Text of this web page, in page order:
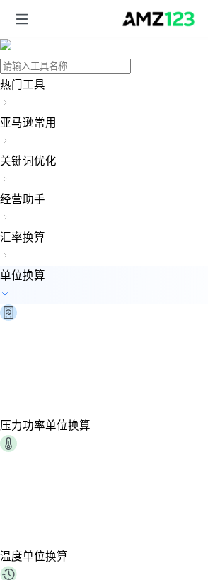
热门工具
亚马逊常用
关键词优化
经营助手
汇率换算
单位换算
压力功率单位换算
温度单位换算